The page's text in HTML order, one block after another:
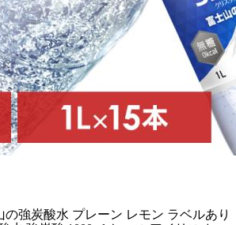
の強炭酸水 プレーン レモン ラベルあり